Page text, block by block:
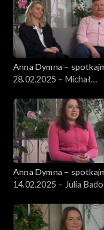
Anna Dymna –
28.02.2025 – Michał
Anna Dymna –
14.02.2025 – Julia